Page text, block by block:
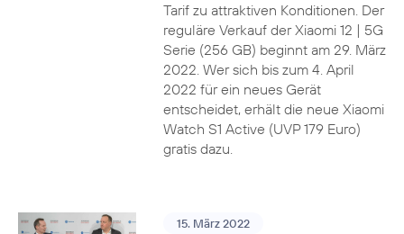
Tarif zu attraktiven Konditionen. Der
reguläre Verkauf der Xiaomi 12 | 5G
Serie (256 GB) beginnt am 29. März
2022. Wer sich bis zum 4. April
2022 für ein neues Gerät
entscheidet, erhält die neue Xiaomi
Watch S1 Active (UVP 179 Euro)
gratis dazu.
15. März 2022